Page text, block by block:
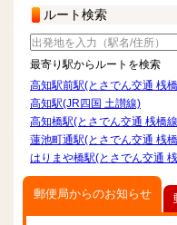
ルート検索
最寄り駅からルートを検索
高知駅前駅(とさでん交通 桟
高知駅(JR四国 土讃線)
高知橋駅(とさでん交通 桟橋
蓮池町通駅(とさでん交通 桟
はりまや橋駅(とさでん交通
郵便局からのお知らせ